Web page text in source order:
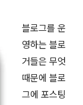
블로그를 운
영하는 블로
거들은 무엇
때문에 블로
그에 포스팅